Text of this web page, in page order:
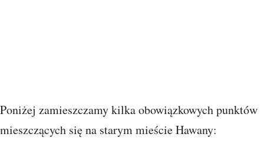
Poniżej zamieszczamy kilka obowiązkowych punktów
mieszczących się na starym mieście Hawany: